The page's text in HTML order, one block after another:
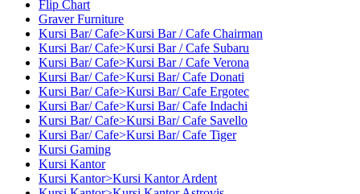
Flip Chart
Graver Furniture
Kursi Bar/ Cafe>Kursi Bar / Cafe Chairman
Kursi Bar/ Cafe>Kursi Bar / Cafe Subaru
Kursi Bar/ Cafe>Kursi Bar / Cafe Verona
Kursi Bar/ Cafe>Kursi Bar/ Cafe Donati
Kursi Bar/ Cafe>Kursi Bar/ Cafe Ergotec
Kursi Bar/ Cafe>Kursi Bar/ Cafe Indachi
Kursi Bar/ Cafe>Kursi Bar/ Cafe Savello
Kursi Bar/ Cafe>Kursi Bar/ Cafe Tiger
Kursi Gaming
Kursi Kantor
Kursi Kantor>Kursi Kantor Ardent